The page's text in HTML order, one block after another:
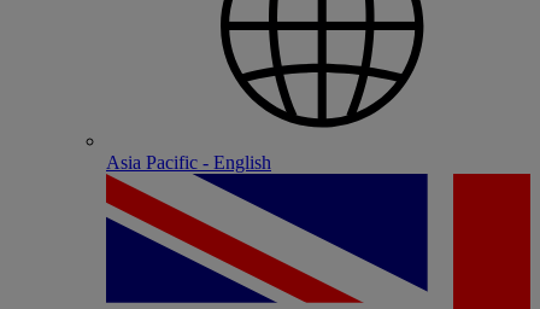
Asia Pacific - English